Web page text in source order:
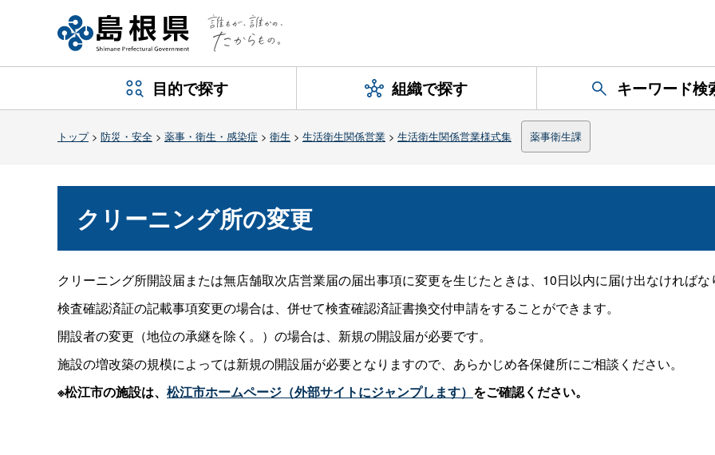
目的で探す 組織で探す キーワード検
トップ> 防災・安全 > 薬事・衛生・感染症 > 衛生 > 生活衛生関係営業 > 生活衛生関係営業様式集 薬事衛生課
クリーニング所の変更
クリーニング所開設届または無店舗取次店営業届の届出事項に変更を生じたときは、10日以内に届け出なければな
検査確認済証の記載事項変更の場合は、併せて検査確認済証書換交付申請をすることができます。
開設者の変更（地位の承継を除く。）の場合は、新規の開設届が必要です。
施設の増改築の規模によっては新規の開設届が必要となりますので、あらかじめ各保健所にご相談ください。
※松江市の施設は、 松江市ホームページ（外部サイトにジャンプします） をご確認ください。